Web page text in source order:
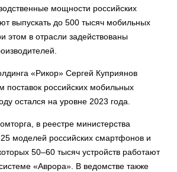
мощности российских
выпускать до 500 тысяч мобильных
этом в отрасли задействованы
«Рикор» Сергей Куприянов
поставок российских мобильных
остался на уровне 2023 года.
в реестре министерства
25 моделей российских смартфонов и
50–60 тысяч устройств работают
«Аврора». В ведомстве также